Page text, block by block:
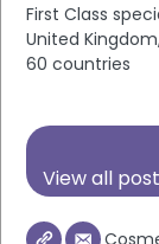
First Class
United
60 countries
View all